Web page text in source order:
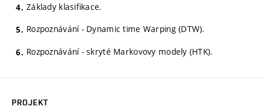
Základy klasifikace.
Rozpoznávání - Dynamic time Warping (DTW).
Rozpoznávání - skryté Markovovy modely (HTK).
PROJEKT